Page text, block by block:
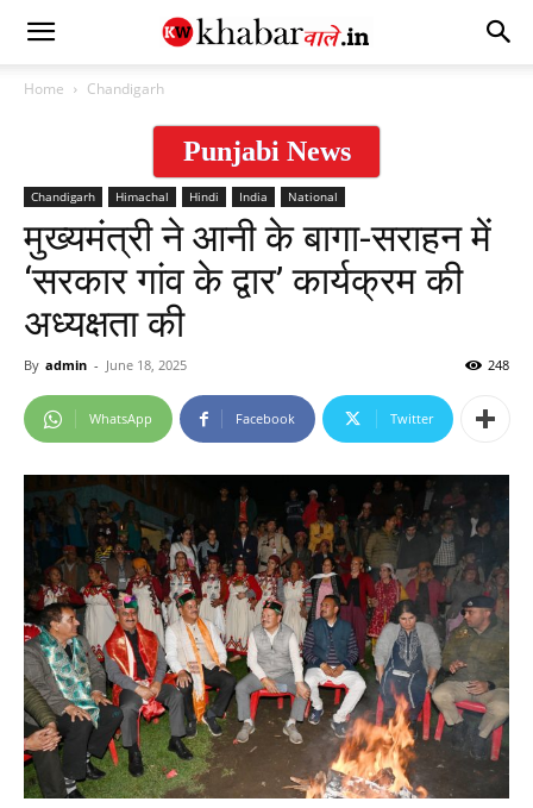
Home Chandigarh
Punjabi News
Chandigarh Himachal Hindi India National
मुख्यमंत्री ने आनी के बागा-सराहन में
‘सरकार गांव के द्वार’ कार्यक्रम की
अध्यक्षता की
By admin - June 18, 2025 248
WhatsApp Facebook Twitter